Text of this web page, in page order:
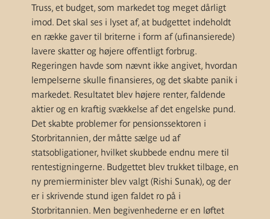
Truss, et budget, som markedet tog meget dårligt
imod. Det skal ses i lyset af, at budgettet indeholdt
en række gaver til briterne i form af (ufinansierede)
lavere skatter og højere offentligt forbrug.
Regeringen havde som nævnt ikke angivet, hvordan
lempelserne skulle finansieres, og det skabte panik i
markedet. Resultatet blev højere renter, faldende
aktier og en kraftig svækkelse af det engelske pund.
Det skabte problemer for pensionssektoren i
Storbritannien, der måtte sælge ud af
statsobligationer, hvilket skubbede endnu mere til
rentestigningerne. Budgettet blev trukket tilbage, en
ny premierminister blev valgt (Rishi Sunak), og der
er i skrivende stund igen faldet ro på i
Storbritannien. Men begivenhederne er en løftet